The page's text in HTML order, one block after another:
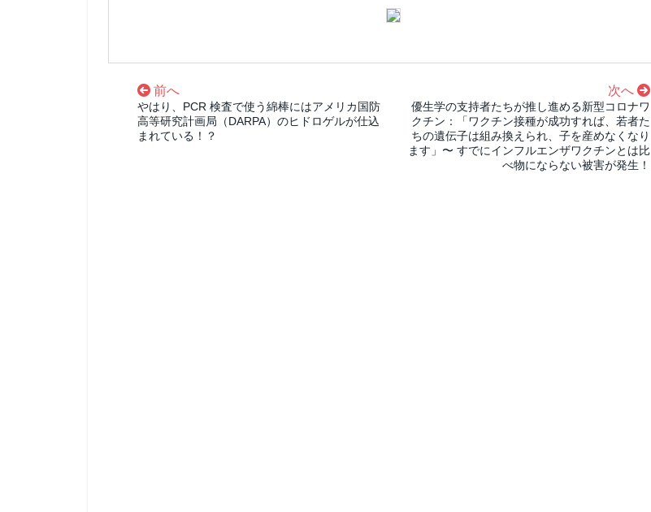
前へ
やはり、PCR 検査で使う綿棒にはアメリカ国防
高等研究計画局（DARPA）のヒドロゲルが仕込
まれている！？
次へ
優生学の支持者たちが推し進める新型コロナワ
クチン：「ワクチン接種が成功すれば、若者た
ちの遺伝子は組み換えられ、子を産めなくなり
ます」〜 すでにインフルエンザワクチンとは比
べ物にならない被害が発生！